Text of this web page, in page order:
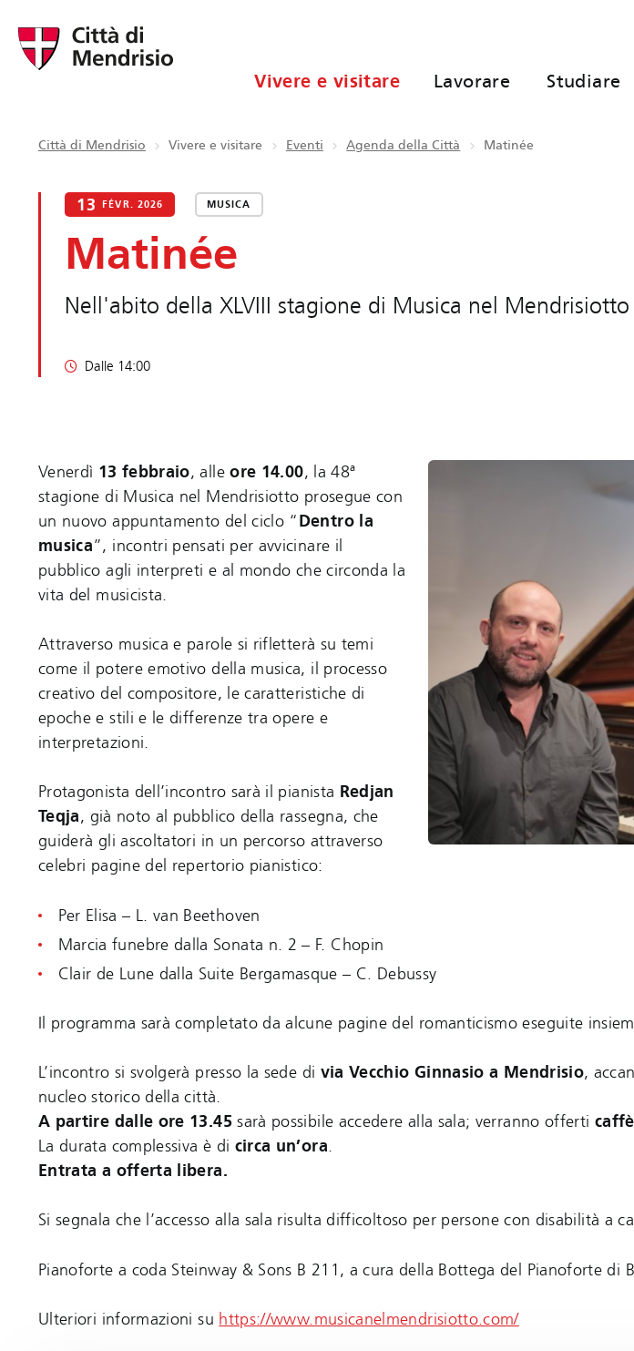
Vivere e visitare Lavorare Studiare
Città di Mendrisio Vivere e visitare Eventi Agenda della Città Matinée
13 FÉVR. 2026 MUSICA
Matinée
Nell'abito della XLVIII stagione di Musica nel Mendrisiotto
Dalle 14:00
Venerdì 13 febbraio, alleore 14.00, la 48ª
stagione di Musica nel Mendrisiotto prosegue con
un nuovo appuntamento del ciclo “Dentro la
musica”, incontri pensati per avvicinare il
pubblico agli interpreti e al mondo che circonda la
vita del musicista.
Attraverso musica e parole si rifletterà su temi
come il potere emotivo della musica, il processo
creativo del compositore, le caratteristiche di
epoche e stili e le differenze tra opere e
interpretazioni.
Protagonista dell’incontro sarà il pianista Redjan
Teqja, già noto al pubblico della rassegna, che
guiderà gli ascoltatori in un percorso attraverso
celebri pagine del repertorio pianistico:
Per Elisa – L. van Beethoven
Marcia funebre dalla Sonata n. 2 – F. Chopin
Clair de Lune dalla Suite Bergamasque – C. Debussy
Il programma sarà completato da alcune pagine del romanticismo eseguite
L’incontro si svolgerà presso la sede di via Vecchio Ginnasio a Mendrisio,
nucleo storico della città.
A partire dalle ore 13.45 sarà possibile accedere alla sala; verranno offerti
La durata complessiva è di circa un’ora.
Entrata a offerta libera.
Si segnala che l’accesso alla sala risulta difficoltoso per persone con disabilità a
Pianoforte a coda Steinway & Sons B 211, a cura della Bottega del Pianoforte di
Ulteriori informazioni su https://www.musicanelmendrisiotto.com/